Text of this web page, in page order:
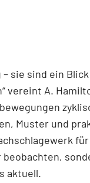
sie sind ein
vereint A.
Muster und
für
aktuell.